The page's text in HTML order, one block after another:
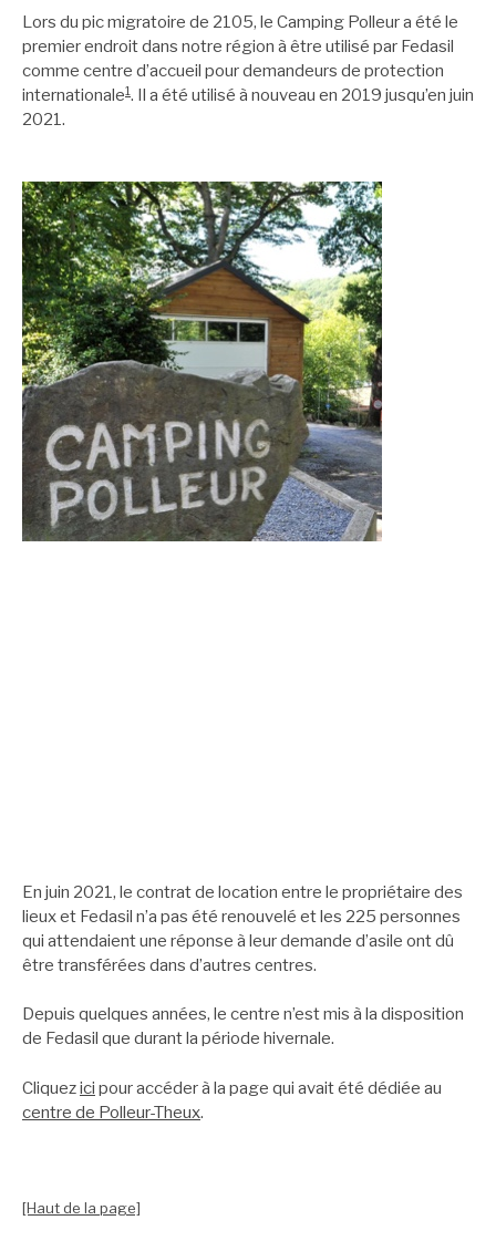
Lors du pic migratoire de 2105, le Camping Polleur a été le
premier endroit dans notre région à être utilisé par Fedasil
comme centre d’accueil pour demandeurs de protection
internationale1. Il a été utilisé à nouveau en 2019 jusqu’en juin
2021.
En juin 2021, le contrat de location entre le propriétaire des
lieux et Fedasil n’a pas été renouvelé et les 225 personnes
qui attendaient une réponse à leur demande d’asile ont dû
être transférées dans d’autres centres.
Depuis quelques années, le centre n’est mis à la disposition
de Fedasil que durant la période hivernale.
Cliquezici pour accéder à la page qui avait été dédiée au
centre de Polleur-Theux.
[Haut de la page]